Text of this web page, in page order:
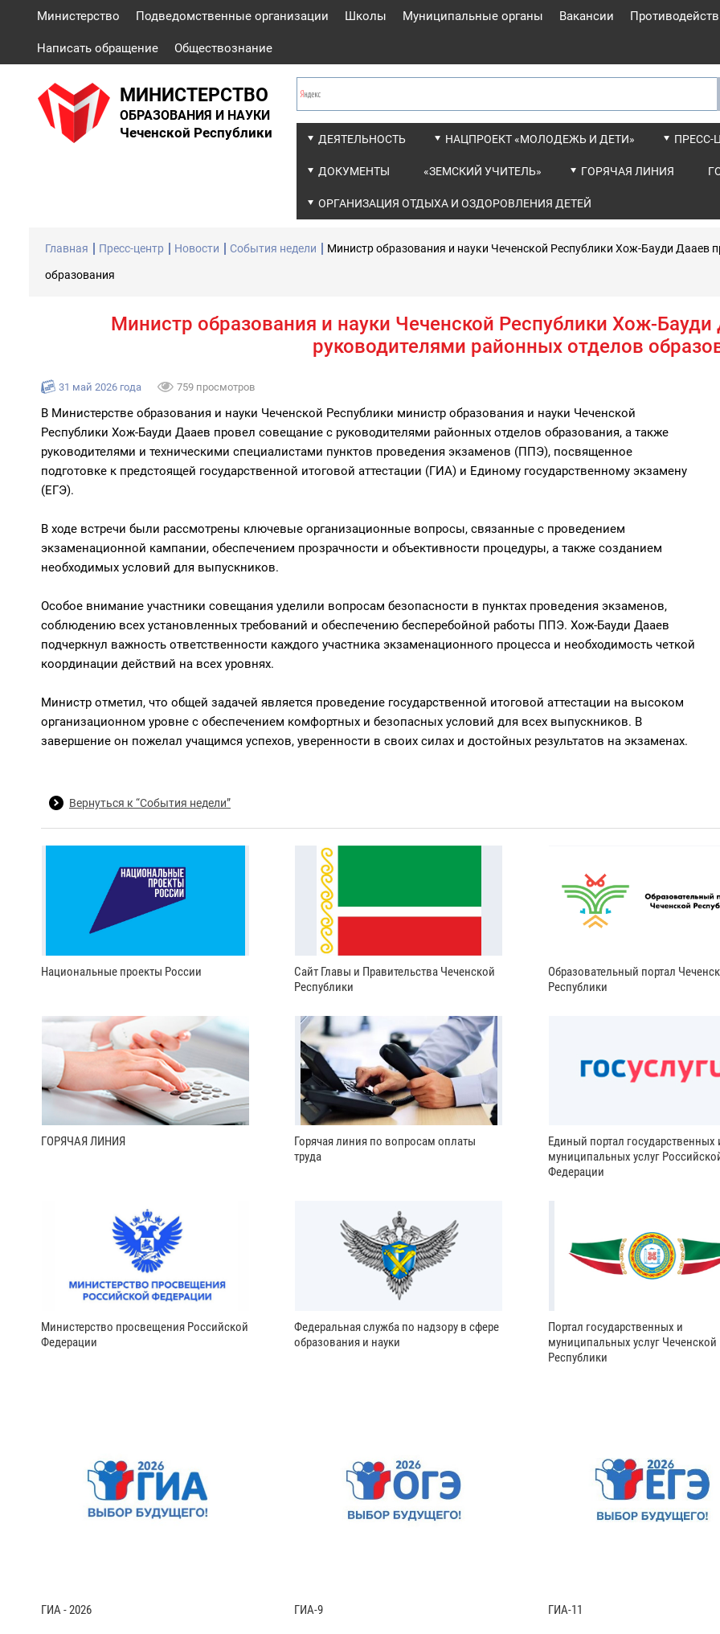
Министерство Подведомственные организации Школы Муниципальные органы Вакансии
Написать обращение Обществознание
МИНИСТЕРСТВО
ОБРАЗОВАНИЯ И НАУКИ
Чеченской Республики ДЕЯТЕЛЬНОСТЬ НАЦПРОЕКТ «МОЛОДЕЖЬ И ДЕТИ» ПРЕСС-
ДОКУМЕНТЫ «ЗЕМСКИЙ УЧИТЕЛЬ» ГОРЯЧАЯ ЛИНИЯ
ОРГАНИЗАЦИЯ ОТДЫХА И ОЗДОРОВЛЕНИЯ ДЕТЕЙ
Главная Пресс-центр Новости События недели Министр образования и науки Чеченской Республики Хож-Бауди Дааев
образования
Министр образования и науки Чеченской Республики Хож-
руководителями районных отделов
31 май 2026 года 759 просмотров
В Министерстве образования и науки Чеченской Республики министр образования и науки Чеченской
Республики Хож-Бауди Дааев провел совещание с руководителями районных отделов образования, а также
руководителями и техническими специалистами пунктов проведения экзаменов (ППЭ), посвященное
подготовке к предстоящей государственной итоговой аттестации (ГИА) и Единому государственному экзамену
(ЕГЭ).
В ходе встречи были рассмотрены ключевые организационные вопросы, связанные с проведением
экзаменационной кампании, обеспечением прозрачности и объективности процедуры, а также созданием
необходимых условий для выпускников.
Особое внимание участники совещания уделили вопросам безопасности в пунктах проведения экзаменов,
соблюдению всех установленных требований и обеспечению бесперебойной работы ППЭ. Хож-Бауди Дааев
подчеркнул важность ответственности каждого участника экзаменационного процесса и необходимость четкой
координации действий на всех уровнях.
Министр отметил, что общей задачей является проведение государственной итоговой аттестации на высоком
организационном уровне с обеспечением комфортных и безопасных условий для всех выпускников. В
завершение он пожелал учащимся успехов, уверенности в своих силах и достойных результатов на экзаменах.
Вернуться к “События недели”
Национальные проекты России
Сайт Главы и Правительства Чеченской
Республики
Образовательный портал
Республики
ГОРЯЧАЯ ЛИНИЯ
Горячая линия по вопросам оплаты
труда
Единый портал государственных
муниципальных услуг
Федерации
Министерство просвещения Российской
Федерации
Федеральная служба по надзору в сфере
образования и науки
Портал государственных и
муниципальных услуг Чеченской
Республики
ГИА - 2026 ГИА-9 ГИА-11